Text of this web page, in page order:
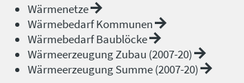
Wärmenetze
Wärmebedarf Kommunen
Wärmebedarf Baublöcke
Wärmeerzeugung Zubau (2007-20)
Wärmeerzeugung Summe (2007-20)